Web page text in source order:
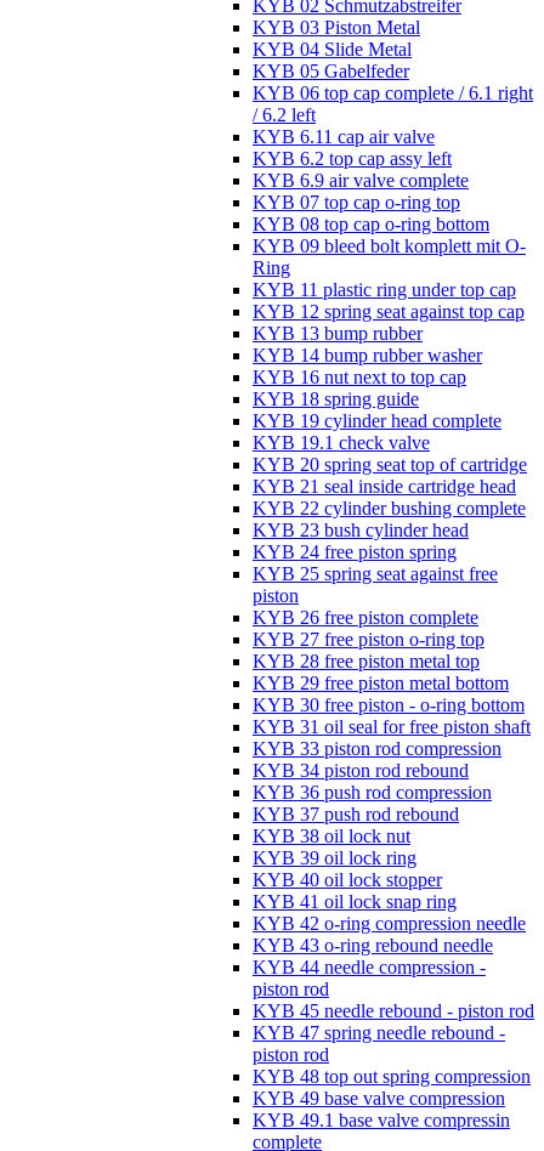
KYB 02 Schmutzabstreifer
KYB 03 Piston Metal
KYB 04 Slide Metal
KYB 05 Gabelfeder
KYB 06 top cap complete / 6.1 right
/ 6.2 left
KYB 6.11 cap air valve
KYB 6.2 top cap assy left
KYB 6.9 air valve complete
KYB 07 top cap o-ring top
KYB 08 top cap o-ring bottom
KYB 09 bleed bolt komplett mit O-
Ring
KYB 11 plastic ring under top cap
KYB 12 spring seat against top cap
KYB 13 bump rubber
KYB 14 bump rubber washer
KYB 16 nut next to top cap
KYB 18 spring guide
KYB 19 cylinder head complete
KYB 19.1 check valve
KYB 20 spring seat top of cartridge
KYB 21 seal inside cartridge head
KYB 22 cylinder bushing complete
KYB 23 bush cylinder head
KYB 24 free piston spring
KYB 25 spring seat against free
piston
KYB 26 free piston complete
KYB 27 free piston o-ring top
KYB 28 free piston metal top
KYB 29 free piston metal bottom
KYB 30 free piston - o-ring bottom
KYB 31 oil seal for free piston shaft
KYB 33 piston rod compression
KYB 34 piston rod rebound
KYB 36 push rod compression
KYB 37 push rod rebound
KYB 38 oil lock nut
KYB 39 oil lock ring
KYB 40 oil lock stopper
KYB 41 oil lock snap ring
KYB 42 o-ring compression needle
KYB 43 o-ring rebound needle
KYB 44 needle compression -
piston rod
KYB 45 needle rebound - piston rod
KYB 47 spring needle rebound -
piston rod
KYB 48 top out spring compression
KYB 49 base valve compression
KYB 49.1 base valve compressin
complete